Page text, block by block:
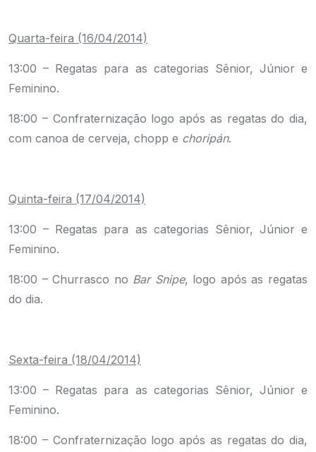
Quarta-feira (16/04/2014)
13:00 – Regatas para as categorias Sênior, Júnior e
Feminino.
18:00 – Confraternização logo após as regatas do dia,
com canoa de cerveja, chopp e choripán.
Quinta-feira (17/04/2014)
13:00 – Regatas para as categorias Sênior, Júnior e
Feminino.
18:00 – Churrasco no Bar Snipe, logo após as regatas
do dia.
Sexta-feira (18/04/2014)
13:00 – Regatas para as categorias Sênior, Júnior e
Feminino.
18:00 – Confraternização logo após as regatas do dia,